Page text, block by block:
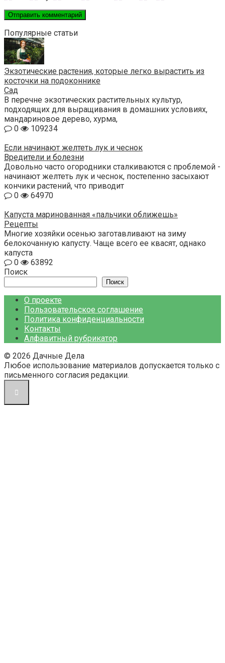
Популярные статьи
Экзотические растения, которые легко вырастить из
косточки на подоконнике
Сад
В перечне экзотических растительных культур,
подходящих для выращивания в домашних условиях,
мандариновое дерево, хурма,
0
109234
Если начинают желтеть лук и чеснок
Вредители и болезни
Довольно часто огородники сталкиваются с проблемой -
начинают желтеть лук и чеснок, постепенно засыхают
кончики растений, что приводит
0
64970
Капуста маринованная «пальчики оближешь»
Рецепты
Многие хозяйки осенью заготавливают на зиму
белокочанную капусту. Чаще всего ее квасят, однако
капуста
0
63892
Поиск
Поиск
О проекте
Пользовательское соглашение
Политика конфиденциальности
Контакты
Алфавитный рубрикатор
© 2026 Дачные Дела
Любое использование материалов допускается только с
письменного согласия редакции.